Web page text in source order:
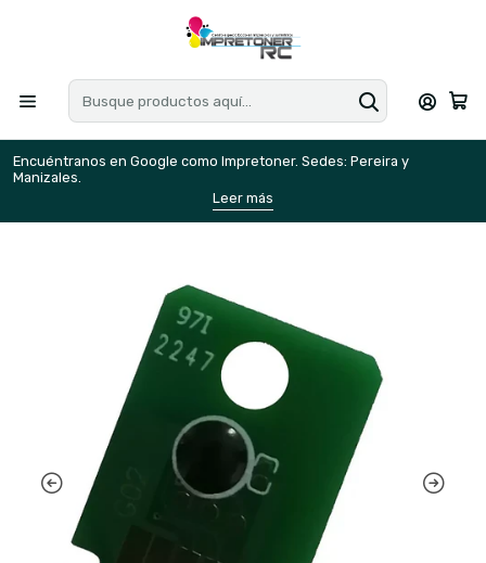
Encuéntranos en Google como Impretoner. Sedes: Pereira y
Manizales.
Leer más